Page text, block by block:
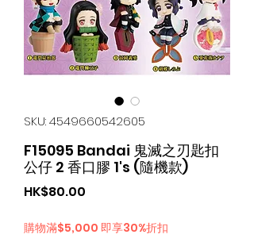
SKU: 4549660542605
F15095 Bandai 鬼滅之刃匙扣
公仔 2 香口膠 1's (隨機款)
HK$80.00
購物滿$5,000 即享30%折扣